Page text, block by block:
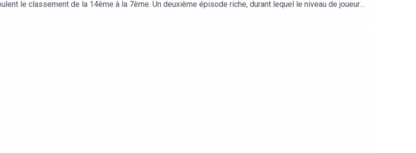
le classement de la 14ème à la 7ème. Un deuxième épisode riche, durant lequel le niveau de joueurs
discuté. Habillage sonore : Peluda ProductionPodcast enregistré le 12.09.2025Avec Matt, Constant et
- 0:00Le rappel du classement - (3:29)Le joueur classé #14 - (7:06)Le joueur classé #13